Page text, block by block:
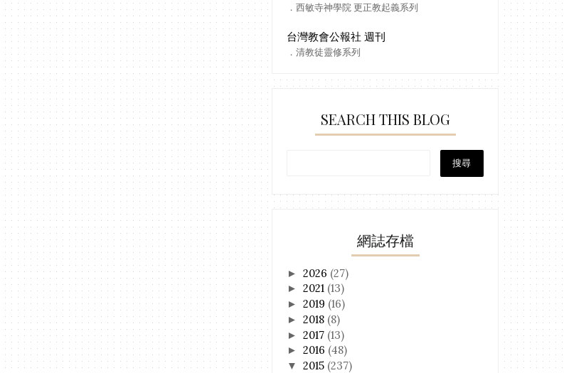
．西敏寺神學院 更正教起義系列
台灣教會公報社 週刊
．清教徒靈修系列
SEARCH THIS BLOG
網誌存檔
► 2026 (27)
► 2021 (13)
► 2019 (16)
► 2018 (8)
► 2017 (13)
► 2016 (48)
▼ 2015 (237)